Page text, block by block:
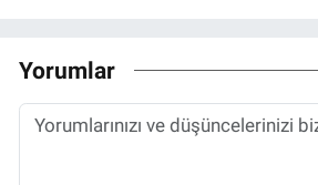
Yorumlar